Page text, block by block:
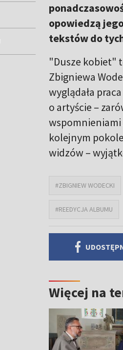
opowiedzą
tekstów do
"Dusze kobiet"
Zbigniewa
wyglądała
o artyście –
wspomnieniami
kolejnym
widzów –
#ZBIGNIEW WODECKI
#REEDYCJA ALBUMU
Więcej na